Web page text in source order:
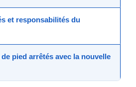
et responsabilités du
pied arrêtés avec la nouvelle